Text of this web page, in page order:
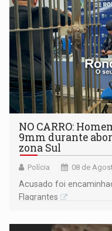
NO CARRO:
9mm durante
zona Sul
Polícia 08 de
Acusado foi
Flagrantes